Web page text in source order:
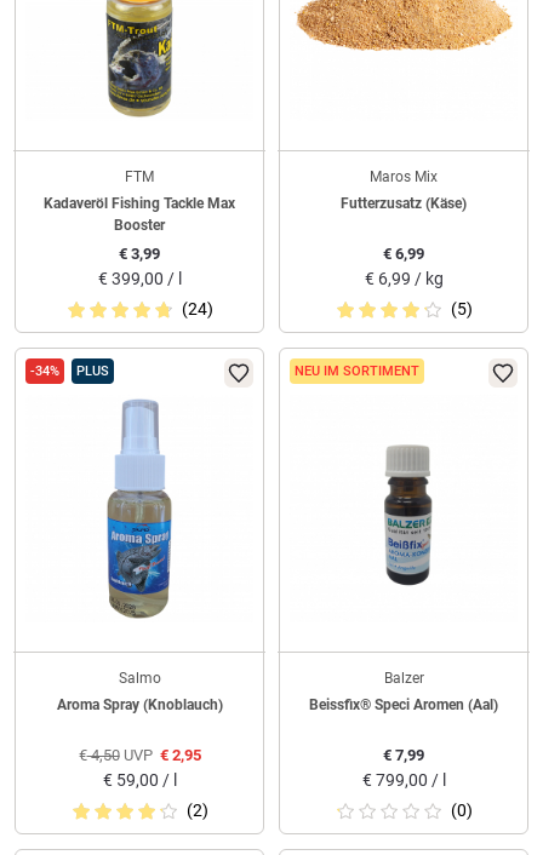
FTM
Kadaveröl Fishing Tackle Max
Booster
€ 3,99
€ 399,00 / l
(24)
Maros Mix
Futterzusatz (Käse)
€ 6,99
€ 6,99 / kg
(5)
-34% PLUS
Salmo
Aroma Spray (Knoblauch)
€4,50UVP €2,95
€ 59,00 / l
(2)
NEU IM SORTIMENT
Balzer
Beissfix® Speci Aromen (Aal)
€ 7,99
€ 799,00 / l
(0)